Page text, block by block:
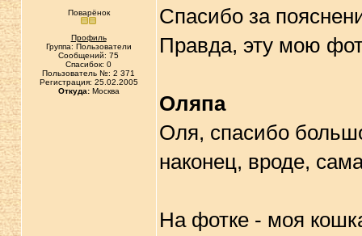
Поварёнок
Профиль
Группа: Пользователи
Сообщений: 75
Спасибок: 0
Пользователь №: 2 371
Регистрация: 25.02.2005
Откуда:Москва
Спасибо за
Правда, эту мою
Оляпа
Оля, спасибо
наконец, вроде,
На фотке - моя